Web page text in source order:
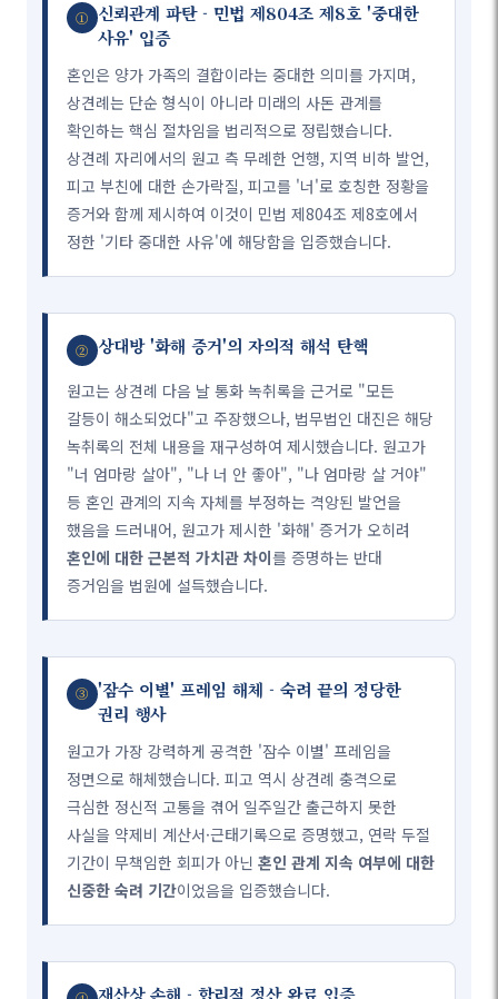
①
신뢰관계 파탄 - 민법 제804조 제8호 '중대한
사유' 입증
혼인은 양가 가족의 결합이라는 중대한 의미를 가지며,
상견례는 단순 형식이 아니라 미래의 사돈 관계를
확인하는 핵심 절차임을 법리적으로 정립했습니다.
상견례 자리에서의 원고 측 무례한 언행, 지역 비하 발언,
피고 부친에 대한 손가락질, 피고를 '너'로 호칭한 정황을
증거와 함께 제시하여 이것이 민법 제804조 제8호에서
정한 '기타 중대한 사유'에 해당함을 입증했습니다.
② 상대방 '화해 증거'의 자의적 해석 탄핵
원고는 상견례 다음 날 통화 녹취록을 근거로 "모든
갈등이 해소되었다"고 주장했으나, 법무법인 대진은 해당
녹취록의 전체 내용을 재구성하여 제시했습니다. 원고가
"너 엄마랑 살아", "나 너 안 좋아", "나 엄마랑 살 거야"
등 혼인 관계의 지속 자체를 부정하는 격앙된 발언을
했음을 드러내어, 원고가 제시한 '화해' 증거가 오히려
혼인에 대한 근본적 가치관 차이를 증명하는 반대
증거임을 법원에 설득했습니다.
③ '잠수 이별' 프레임 해체 - 숙려 끝의 정당한
권리 행사
원고가 가장 강력하게 공격한 '잠수 이별' 프레임을
정면으로 해체했습니다. 피고 역시 상견례 충격으로
극심한 정신적 고통을 겪어 일주일간 출근하지 못한
사실을 약제비 계산서·근태기록으로 증명했고, 연락 두절
기간이 무책임한 회피가 아닌혼인 관계 지속 여부에 대한
신중한 숙려 기간이었음을 입증했습니다.
재산상 손해 - 합리적 정산 완료 입증